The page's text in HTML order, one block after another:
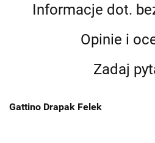
Informacje dot.
Opinie i
Zadaj
Gattino Drapak Felek